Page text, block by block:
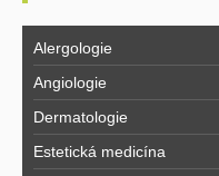
Alergologie
Angiologie
Dermatologie
Estetická medicína